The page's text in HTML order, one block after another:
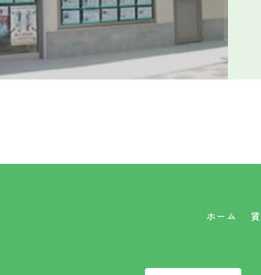
ホーム